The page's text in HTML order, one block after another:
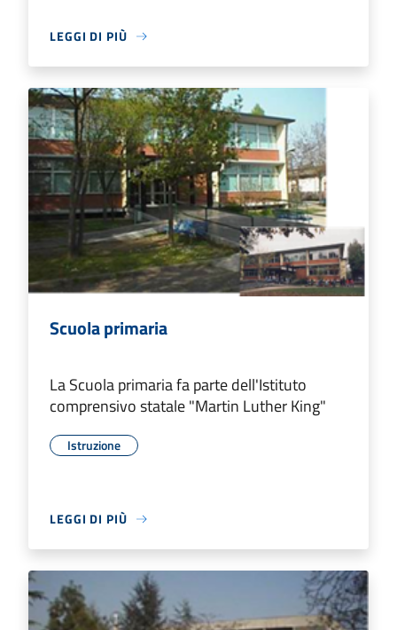
LEGGI DI PIÙ
Scuola primaria
La Scuola primaria fa parte dell'Istituto
comprensivo statale "Martin Luther King"
Istruzione
LEGGI DI PIÙ